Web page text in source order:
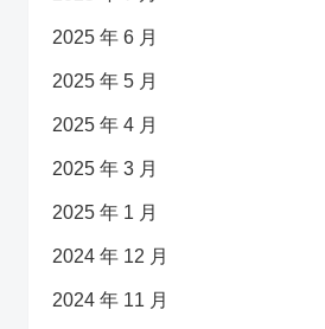
2025 年 6 月
2025 年 5 月
2025 年 4 月
2025 年 3 月
2025 年 1 月
2024 年 12 月
2024 年 11 月